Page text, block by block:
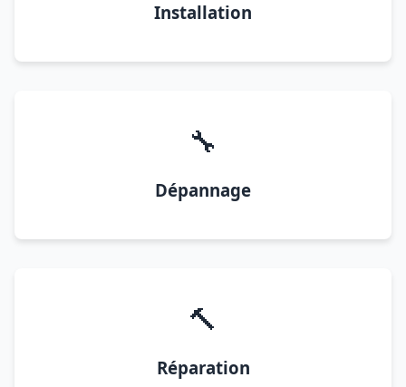
Installation
🔧
Dépannage
🔨
Réparation